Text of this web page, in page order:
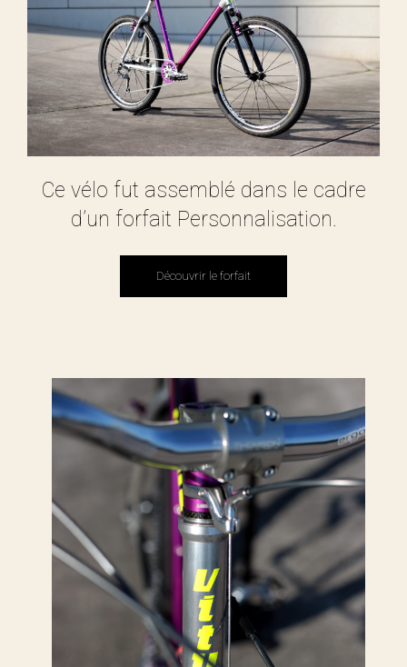
Ce vélo fut assemblé dans le cadre
d’un forfait Personnalisation.
Découvrir le forfait
Découvrir le forfait